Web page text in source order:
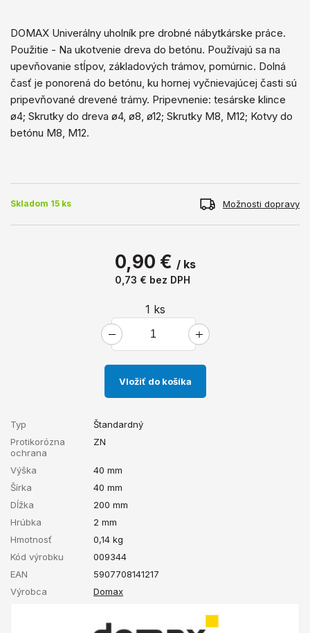
DOMAX Univerálny uholník pre drobné nábytkárske práce.
Použitie - Na ukotvenie dreva do betónu. Používajú sa na
upevňovanie stĺpov, základových trámov, pomúrnic. Dolná
časť je ponorená do betónu, ku hornej vyčnievajúcej časti sú
pripevňované drevené trámy. Pripevnenie: tesárske klince
ø4; Skrutky do dreva ø4, ø8, ø12; Skrutky M8, M12; Kotvy do
betónu M8, M12.
Skladom 15 ks Možnosti dopravy
0,90 € / ks
0,73 € bez DPH
1 ks
Vložiť do košíka
Typ
Štandardný
Protikorózna
ochrana
ZN
Výška
40 mm
Šírka
40 mm
Dĺžka
200 mm
Hrúbka
2 mm
Hmotnosť
0,14 kg
Kód výrobku
009344
EAN
5907708141217
Výrobca
Domax